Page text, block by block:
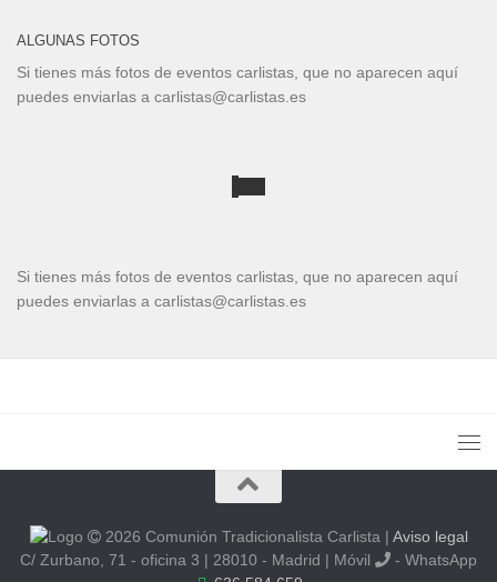
ALGUNAS FOTOS
Si tienes más fotos de eventos carlistas, que no aparecen aquí
puedes enviarlas a carlistas@carlistas.es
Si tienes más fotos de eventos carlistas, que no aparecen aquí
puedes enviarlas a carlistas@carlistas.es
2026 Comunión Tradicionalista Carlista | Aviso legal
C/ Zurbano, 71 - oficina 3 | 28010 - Madrid | Móvil
- WhatsApp